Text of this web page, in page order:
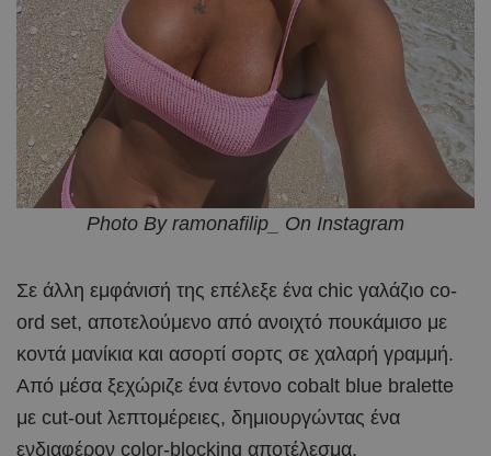
Photo By ramonafilip_ On Instagram
Σε άλλη εμφάνισή της επέλεξε ένα chic γαλάζιο co-
ord set, αποτελούμενο από ανοιχτό πουκάμισο με
κοντά μανίκια και ασορτί σορτς σε χαλαρή γραμμή.
Από μέσα ξεχώριζε ένα έντονο cobalt blue bralette
με cut-out λεπτομέρειες, δημιουργώντας ένα
ενδιαφέρον color-blocking αποτέλεσμα.